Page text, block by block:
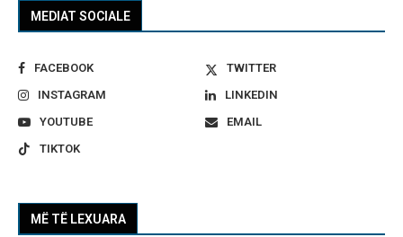
MEDIAT SOCIALE
FACEBOOK
TWITTER
INSTAGRAM
LINKEDIN
YOUTUBE
EMAIL
TIKTOK
MË TË LEXUARA